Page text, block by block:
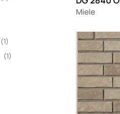
(1)
(1)
Miele
Loading